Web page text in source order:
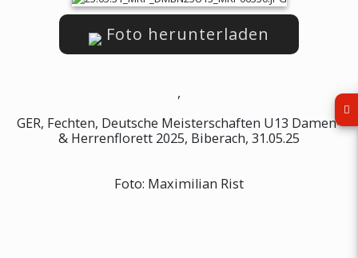
Foto herunterladen
,
GER, Fechten, Deutsche Meisterschaften U13 Damen-
& Herrenflorett 2025, Biberach, 31.05.25
Foto: Maximilian Rist